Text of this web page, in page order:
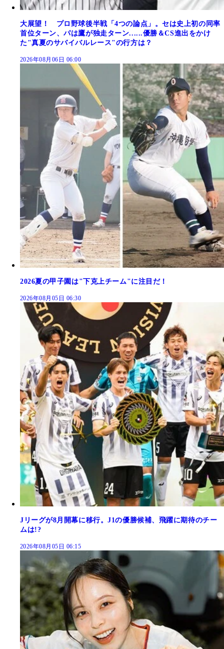
大展望！ プロ野球後半戦「4つの論点」。セは史上初の同率
首位ターン、パは鷹が独走ターン......優勝＆CS進出をかけ
た"真夏のサバイバルレース"の行方は？
2026年08月06日 06:00
2026夏の甲子園は"下克上チーム"に注目だ！
2026年08月05日 06:30
Jリーグが8月開幕に移行。J1の優勝候補、飛躍に期待のチー
ムは!?
2026年08月05日 06:15